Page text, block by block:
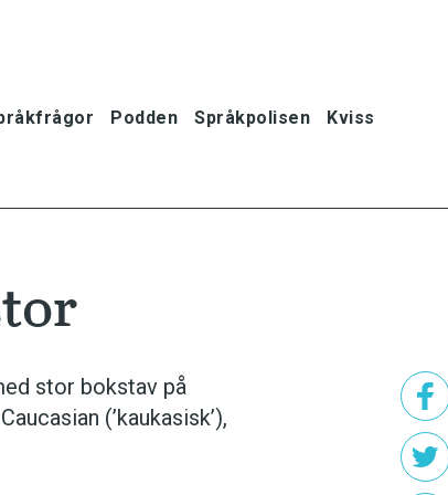
Podden Språkpolisen Kviss
stor bokstav på
(’kaukasisk’),